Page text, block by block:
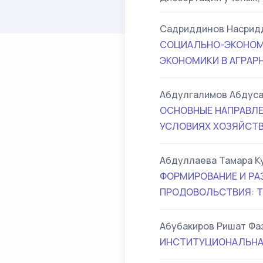
Cадриддинов
СОЦИАЛЬНО-
ЭКОНОМИКИ В
Абдулгалимов
ОСНОВНЫЕ
УСЛОВИЯХ
Абдуллаева Тамара
ФОРМИРОВАНИЕ И
ПРОДОВОЛЬСТВИЯ:
Абубакиров Ришат